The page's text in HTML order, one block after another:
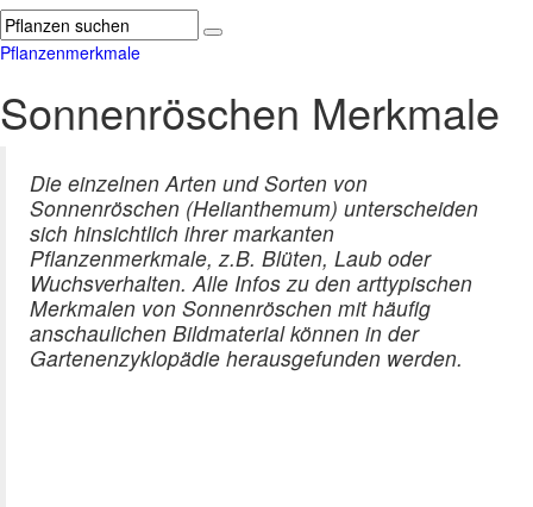
Pflanzenmerkmale
Sonnenröschen Merkmale
Die einzelnen Arten und Sorten von
Sonnenröschen (Helianthemum) unterscheiden
sich hinsichtlich ihrer markanten
Pflanzenmerkmale, z.B. Blüten, Laub oder
Wuchsverhalten. Alle Infos zu den arttypischen
Merkmalen von Sonnenröschen mit häufig
anschaulichen Bildmaterial können in der
Gartenenzyklopädie herausgefunden werden.